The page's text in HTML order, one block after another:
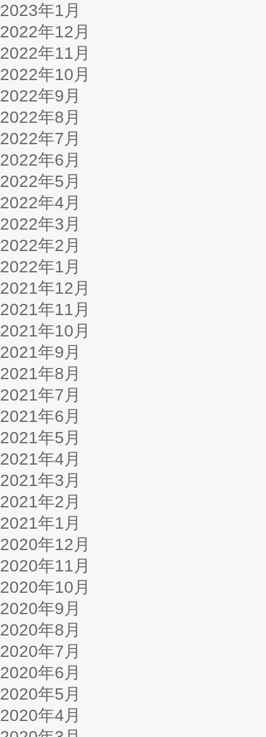
2023年1月
2022年12月
2022年11月
2022年10月
2022年9月
2022年8月
2022年7月
2022年6月
2022年5月
2022年4月
2022年3月
2022年2月
2022年1月
2021年12月
2021年11月
2021年10月
2021年9月
2021年8月
2021年7月
2021年6月
2021年5月
2021年4月
2021年3月
2021年2月
2021年1月
2020年12月
2020年11月
2020年10月
2020年9月
2020年8月
2020年7月
2020年6月
2020年5月
2020年4月